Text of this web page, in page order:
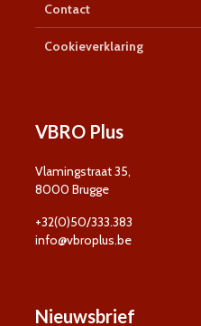
Contact
Cookieverklaring
VBRO Plus
Vlamingstraat 35,
8000 Brugge
+32(0)50/333.383
info@vbroplus.be
Nieuwsbrief